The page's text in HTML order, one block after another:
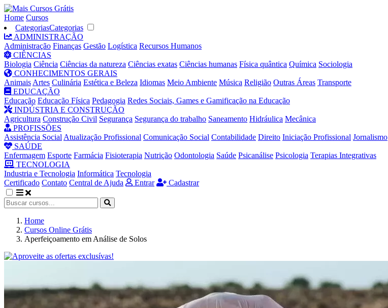
Home Cursos
CategoriasCategorias
ADMINISTRAÇÃO
Administração Finanças Gestão Logística Recursos Humanos
CIÊNCIAS
Biologia Ciência Ciências da natureza Ciências exatas Ciências humanas Física quântica Química Sociologia
CONHECIMENTOS GERAIS
Animais Artes Culinária Estética e Beleza Idiomas Meio Ambiente Música Religião Outras Áreas Transporte
EDUCAÇÃO
Educação Educação Física Pedagogia Redes Sociais, Games e Gamificação na Educação
INDÚSTRIA E CONSTRUÇÃO
Agricultura Construção Civil Segurança Segurança do trabalho Saneamento Hidráulica Mecânica
PROFISSÕES
Assistência Social Atualização Profissional Comunicação Social Contabilidade Direito Iniciação Profissional Jornalismo
SAÚDE
Enfermagem Esporte Farmácia Fisioterapia Nutrição Odontologia Saúde Psicanálise Psicologia Terapias Integrativas
TECNOLOGIA
Industria e Tecnologia Informática Tecnologia
Certificado Contato Central de Ajuda Entrar Cadastrar
Home
Cursos Online Grátis
Aperfeiçoamento em Análise de Solos